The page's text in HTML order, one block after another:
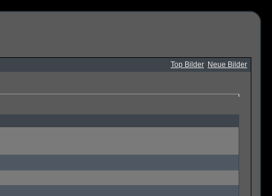
Top Bilder Neue Bilder